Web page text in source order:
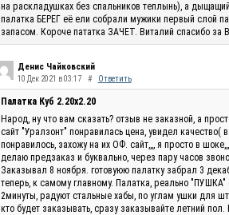
на раскладушках без спальников теплынь), а
палатка БЕРЕГ её ели собрали мужики первый слой
запасом. Короче пататка ЗАЧЕТ. Виталий спасибо за
Денис Чайковский
10 Дек 2021 в 03:17 # Ответить
Палатка Куб 2.20x2.20
Народ, ну что вам сказать? отзыв не заказной, а
сайт "Уралзонт" понравилась цена, увидел
понравилось, захожу на их ОФ. сайт,,,, я просто в
делаю предзаказ и буквально, через пару часов
Заказывал 8 ноября. готовуюю палатку забрал 3
теперь, к самому главному. Палатка, реально
2минуты, радуют стальные хабы, по углам ушки для
кто будет заказывать, сразу заказывайте летний